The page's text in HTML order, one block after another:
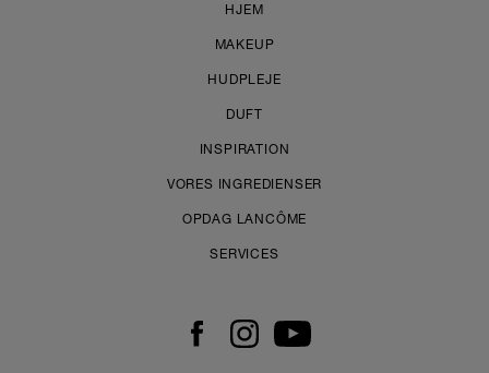
HJEM
MAKEUP
HUDPLEJE
DUFT
INSPIRATION
VORES INGREDIENSER
OPDAG LANCÔME
SERVICES